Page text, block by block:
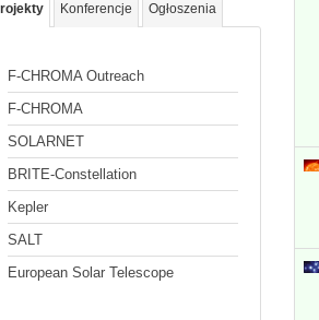
Konferencje Ogłoszenia
F-CHROMA Outreach
F-CHROMA
SOLARNET
BRITE-Constellation
Kepler
SALT
European Solar Telescope